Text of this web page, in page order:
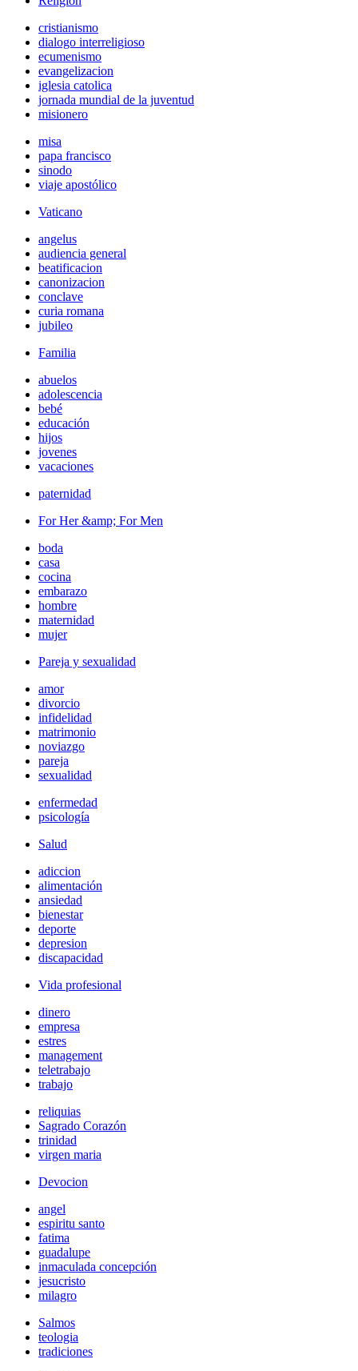
cristianismo
dialogo interreligioso
ecumenismo
evangelizacion
iglesia catolica
jornada mundial de la juventud
misionero
misa
papa francisco
sinodo
viaje apostólico
Vaticano
angelus
audiencia general
beatificacion
canonizacion
conclave
curia romana
jubileo
Familia
abuelos
adolescencia
bebé
educación
hijos
jovenes
vacaciones
paternidad
For Her &amp; For Men
boda
casa
cocina
embarazo
hombre
maternidad
mujer
Pareja y sexualidad
amor
divorcio
infidelidad
matrimonio
noviazgo
pareja
sexualidad
enfermedad
psicología
Salud
adiccion
alimentación
ansiedad
bienestar
deporte
depresion
discapacidad
Vida profesional
dinero
empresa
estres
management
teletrabajo
trabajo
reliquias
Sagrado Corazón
trinidad
virgen maria
Devocion
angel
espiritu santo
fatima
guadalupe
inmaculada concepción
jesucristo
milagro
Salmos
teologia
tradiciones